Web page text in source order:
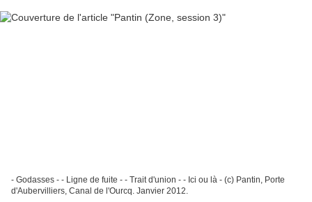
- Godasses - - Ligne de fuite - - Trait d'union - - Ici ou là - (c) Pantin, Porte
d'Aubervilliers, Canal de l'Ourcq. Janvier 2012.